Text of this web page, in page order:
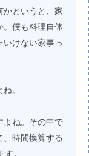
かというと、家
。僕も料理自体
いけない家事っ
。
よね。その中で
、時間換算する
。」